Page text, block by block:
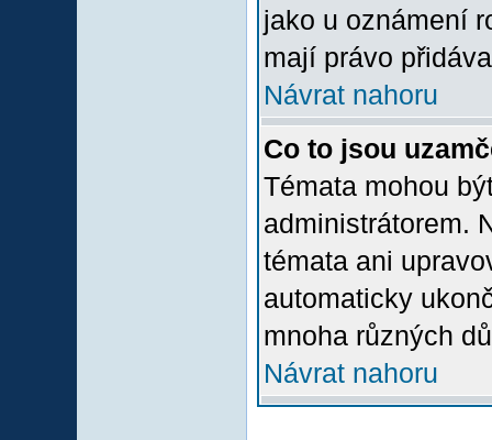
jako u oznámení
mají právo
Návrat nahoru
Co to jsou
Témata mohou
administrátorem.
témata ani
automaticky
mnoha různých
Návrat nahoru